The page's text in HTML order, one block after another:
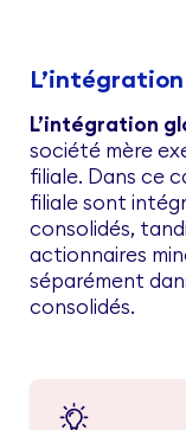
L’intégration
société mère
filiale. Dans ce
filiale sont
consolidés,
actionnaires
séparément
consolidés.